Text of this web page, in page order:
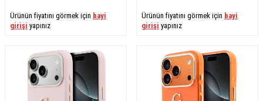
Ürünün fiyatını görmek için bayi
girişi yapınız
Ürünün fiyatını görmek için bayi
girişi yapınız